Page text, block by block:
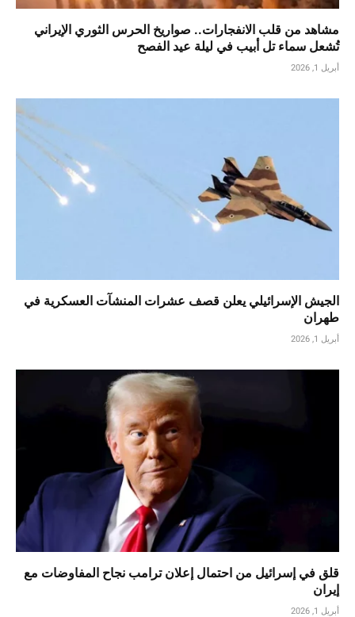
مشاهد من قلب الانفجارات.. صواريخ الحرس الثوري الإيراني
تُشعل سماء تل أبيب في ليلة عيد الفصح
أبريل 1, 2026
الجيش الإسرائيلي يعلن قصف عشرات المنشآت العسكرية في
طهران
أبريل 1, 2026
قلق في إسرائيل من احتمال إعلان ترامب نجاح المفاوضات مع
إيران
أبريل 1, 2026